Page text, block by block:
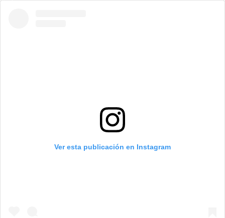
Ver esta publicación en Instagram